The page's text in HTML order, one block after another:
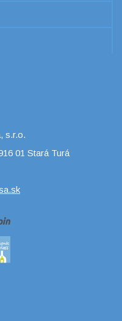
s.r.o.
01 Stará Turá